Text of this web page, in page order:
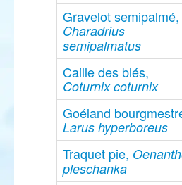
Gravelot semipalmé,
Charadrius
semipalmatus
Caille des blés,
Coturnix coturnix
Goéland
Larus hyperboreus
Traquet pie,
pleschanka